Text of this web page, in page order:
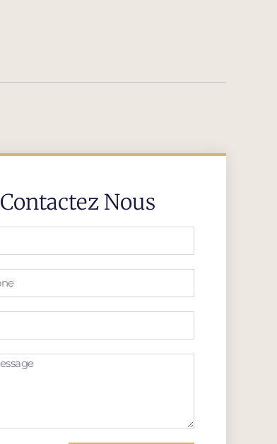
Contactez Nous